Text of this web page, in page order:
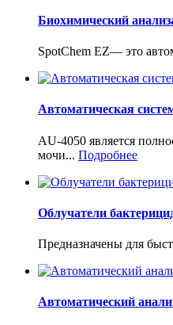
Биохимический
SpotChem EZ— это
Автоматическая
AU-4050 является
мочи... Подробнее
Облучатели
Предназначены для
Автоматический